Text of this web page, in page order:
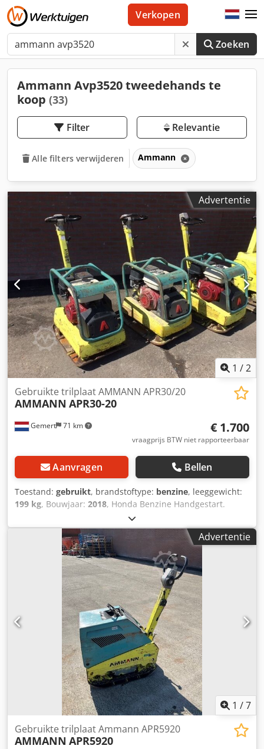
Zoeken
Verkopen
Ammann Avp3520 tweedehands te
koop (33)
Filter Relevantie
Alle filters verwijderen Ammann
Advertentie
1 /2
Gemert 71 km
Gebruikte trilplaat AMMANN APR30/20
AMMANN APR30-20
€ 1.700
vraagprijs BTW niet rapporteerbaar
Aanvragen Bellen
Toestand: gebruikt, brandstoftype: benzine, leeggewicht:
199 kg, Bouwjaar: 2018, Honda Benzine Handgestart.
Gewicht: 199 kg slagkracht: 30kn Breedte plaat: 50cm
Vooruit/teruguit Dedpexw H Hvofx Ad Nskr Prijs: €1.700,- ex
BTW Meerdere op voorraad!!
Advertentie
1 /7
Gebruikte trilplaat Ammann APR5920
AMMANN APR5920